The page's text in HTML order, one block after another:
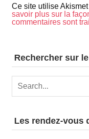
Ce site utilise
savoir plus sur la
commentaires sont
Rechercher sur
Les rendez-vous